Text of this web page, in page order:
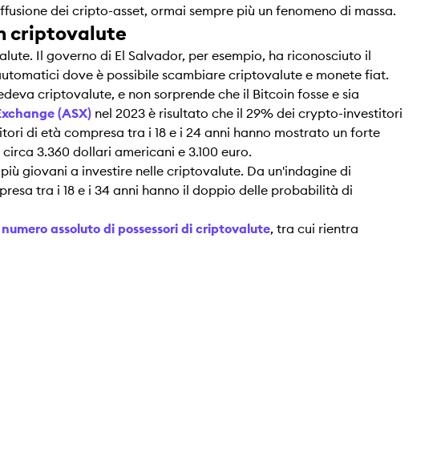
dei cripto-asset, ormai sempre più un fenomeno di massa.
criptovalute
Il governo di El Salvador, per esempio, ha riconosciuto il
dove è possibile scambiare criptovalute e monete fiat.
criptovalute, e non sorprende che il Bitcoin fosse e sia
(ASX) nel 2023 è risultato che il 29% dei crypto-investitori
di età compresa tra i 18 e i 24 anni hanno mostrato un forte
3.360 dollari americani e 3.100 euro.
giovani a investire nelle criptovalute. Da un'indagine di
tra i 18 e i 34 anni hanno il doppio delle probabilità di
assoluto di possessori di criptovalute, tra cui rientra